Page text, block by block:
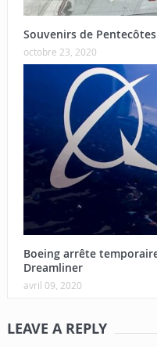
Souvenirs de
octobre 23, 2020
Boeing arrête
Dreamliner
avril 09, 2020
LEAVE A REPLY